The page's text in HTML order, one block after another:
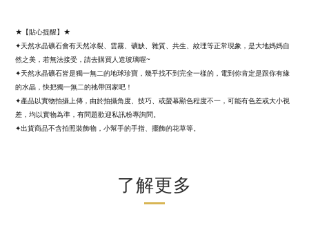
★【貼心提醒】★
✦天然水晶礦石會有天然冰裂、雲霧、礦缺、雜質、共生、紋理等正常現象，是大地媽媽自
然之美，若無法接受，請去購買人造玻璃喔~
✦天然水晶礦石皆是獨一無二的地球珍寶，幾乎找不到完全一樣的，電到你肯定是跟你有緣
的水晶，快把獨一無二的祂帶回家吧！
✦產品以實物拍攝上傳，由於拍攝角度、技巧、或螢幕顯色程度不一，可能有色差或大小視
差，均以實物為準，有問題歡迎私訊粉專詢問。
✦出貨商品不含拍照裝飾物，小幫手的手指、擺飾的花草等。
了解更多